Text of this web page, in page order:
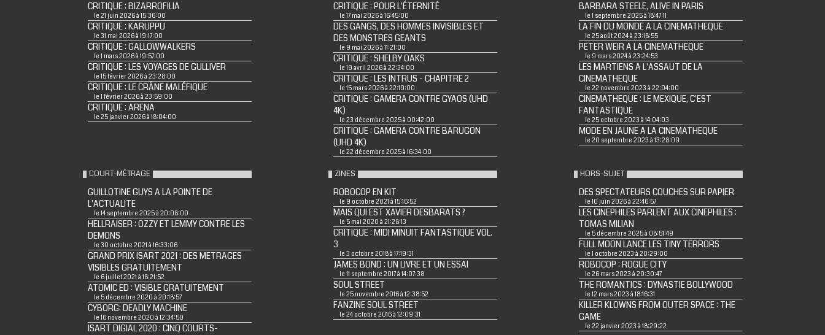
CRITIQUE : BIZARROFILIA
le 21 juin 2026 à 15:36:00
CRITIQUE : KARUPPU
le 31 mai 2026 à 19:17:00
CRITIQUE : GALLOWWALKERS
le 1 mars 2026 à 19:57:00
CRITIQUE : LES VOYAGES DE GULLIVER
le 15 février 2026 à 23:28:00
CRITIQUE : LE CRÂNE MALÉFIQUE
le 1 février 2026 à 23:59:00
CRITIQUE : ARENA
le 25 janvier 2026 à 18:04:00
CRITIQUE : POUR L'ÉTERNITÉ
le 17 mai 2026 à 16:45:00
DES GANGS, DES HOMMES INVISIBLES ET
DES MONSTRES GEANTS
le 9 mai 2026 à 11:21:00
CRITIQUE : SHELBY OAKS
le 19 avril 2026 à 22:34:00
CRITIQUE : LES INTRUS - CHAPITRE 2
le 15 mars 2026 à 22:19:00
CRITIQUE : GAMERA CONTRE GYAOS (UHD
4K)
le 23 décembre 2025 à 00:42:00
CRITIQUE : GAMERA CONTRE BARUGON
(UHD 4K)
le 22 décembre 2025 à 16:34:00
BARBARA STEELE, ALIVE IN PARIS
le 1 septembre 2025 à 18:47:11
LA FIN DU MONDE A LA CINEMATHEQUE
le 25 août 2024 à 23:18:55
PETER WEIR A LA CINEMATHEQUE
le 9 mars 2024 à 23:24:53
LES MARTIENS A L'ASSAUT DE LA
CINEMATHEQUE
le 22 novembre 2023 à 22:04:00
CINEMATHEQUE : LE MEXIQUE, C'EST
FANTASTIQUE
le 25 octobre 2023 à 14:04:03
MODE EN JAUNE A LA CINEMATHEQUE
le 20 septembre 2023 à 13:28:09
COURT-MÉTRAGE
GUILLOTINE GUYS A LA POINTE DE
L'ACTUALITE
le 14 septembre 2025 à 20:08:00
HELLRAISER : OZZY ET LEMMY CONTRE LES
DEMONS
le 30 octobre 2021 à 16:33:06
GRAND PRIX ISART 2021 : DES METRAGES
VISIBLES GRATUITEMENT
le 6 juillet 2021 à 18:21:52
ATOMIC ED : VISIBLE GRATUITEMENT
le 5 décembre 2020 à 20:18:57
CYBORG: DEADLY MACHINE
le 16 novembre 2020 à 12:34:50
ISART DIGIAL 2020 : CINQ COURTS-
ZINES
ROBOCOP EN KIT
le 9 octobre 2021 à 15:16:52
MAIS QUI EST XAVIER DESBARATS ?
le 5 mai 2020 à 21:28:13
CRITIQUE : MIDI MINUIT FANTASTIQUE VOL.
3
le 3 octobre 2018 à 17:19:31
JAMES BOND : UN LIVRE ET UN ESSAI
le 11 septembre 2017 à 14:07:38
SOUL STREET
le 25 novembre 2016 à 12:38:52
FANZINE SOUL STREET
le 24 octobre 2016 à 12:09:31
HORS-SUJET
DES SPECTATEURS COUCHES SUR PAPIER
le 10 juin 2026 à 22:46:57
LES CINEPHILES PARLENT AUX CINEPHILES :
TOMAS MILIAN
le 5 décembre 2025 à 08:51:49
FULL MOON LANCE LES TINY TERRORS
le 1 octobre 2023 à 20:29:00
ROBOCOP : ROGUE CITY
le 26 mars 2023 à 20:30:47
THE ROMANTICS : DYNASTIE BOLLYWOOD
le 12 mars 2023 à 18:16:31
KILLER KLOWNS FROM OUTER SPACE : THE
GAME
le 22 janvier 2023 à 18:29:22